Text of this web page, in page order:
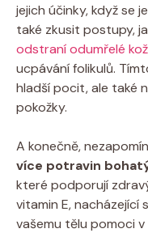
jejich účinky, když se
také zkusit postupy,
odstraní odumřelé
ucpávání folikulů.
hladší pocit, ale také
pokožky.
A konečně,
více potravin
které podporují
vitamin E, nacházející
vašemu tělu pomoci